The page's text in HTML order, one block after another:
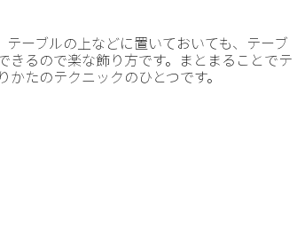
テーブルの上などに置いておいても、テーブ
きるので楽な飾り方です。まとまることでテ
たのテクニックのひとつです。